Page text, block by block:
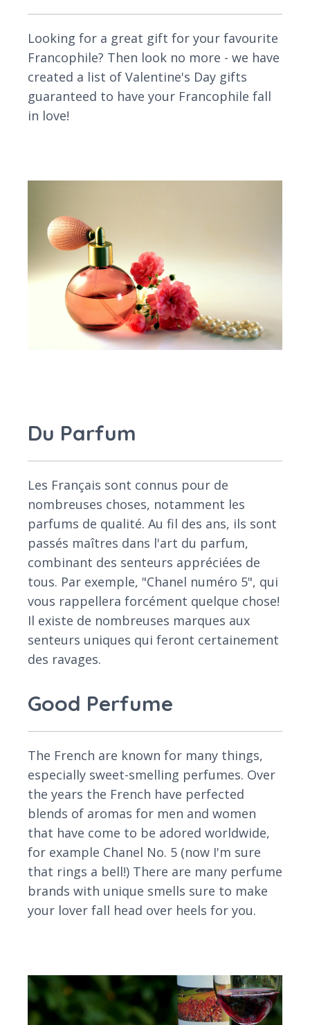
Looking for a great gift for your favourite
Francophile? Then look no more - we have
created a list of Valentine's Day gifts
guaranteed to have your Francophile fall
in love!
Du Parfum
Les Français sont connus pour de
nombreuses choses, notamment les
parfums de qualité. Au fil des ans, ils sont
passés maîtres dans l'art du parfum,
combinant des senteurs appréciées de
tous. Par exemple, "Chanel numéro 5", qui
vous rappellera forcément quelque chose!
Il existe de nombreuses marques aux
senteurs uniques qui feront certainement
des ravages.
Good Perfume
The French are known for many things,
especially sweet-smelling perfumes. Over
the years the French have perfected
blends of aromas for men and women
that have come to be adored worldwide,
for example Chanel No. 5 (now I'm sure
that rings a bell!) There are many perfume
brands with unique smells sure to make
your lover fall head over heels for you.